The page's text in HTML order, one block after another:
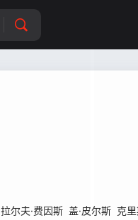
拉尔夫·费因斯 盖·皮尔斯 克